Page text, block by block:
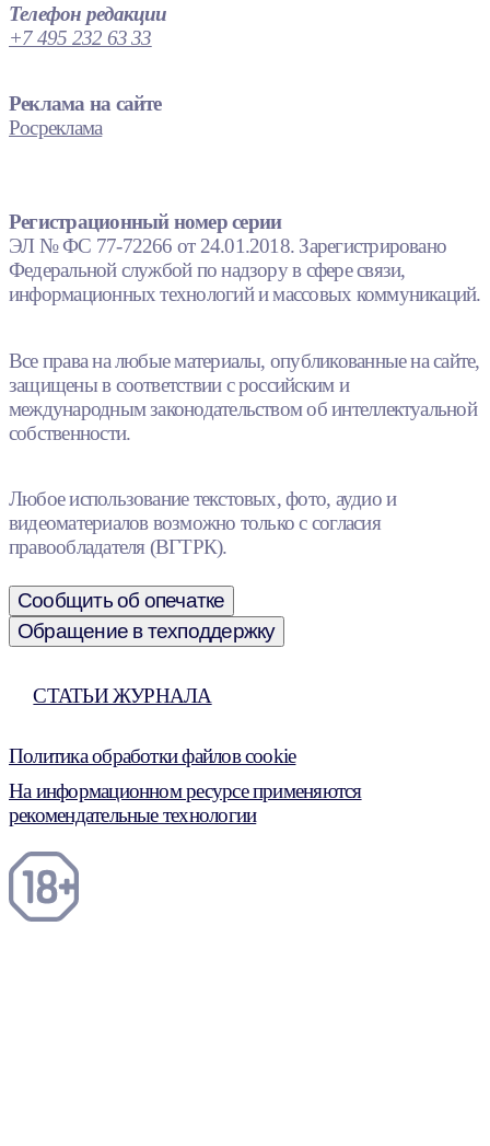
Телефон редакции
+7 495 232 63 33
Реклама на сайте
Росреклама
Регистрационный номер серии
ЭЛ № ФС 77-72266 от 24.01.2018. Зарегистрировано
Федеральной службой по надзору в сфере связи,
информационных технологий и массовых коммуникаций.
Все права на любые материалы, опубликованные на сайте,
защищены в соответствии с российским и
международным законодательством об интеллектуальной
собственности.
Любое использование текстовых, фото, аудио и
видеоматериалов возможно только с согласия
правообладателя (ВГТРК).
Сообщить об опечатке
Обращение в техподдержку
СТАТЬИ ЖУРНАЛА
Политика обработки файлов cookie
На информационном ресурсе применяются
рекомендательные технологии